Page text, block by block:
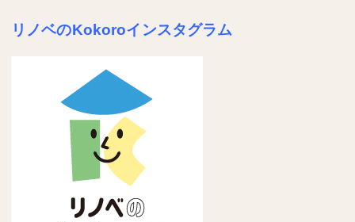
リノベのKokoroインスタグラム